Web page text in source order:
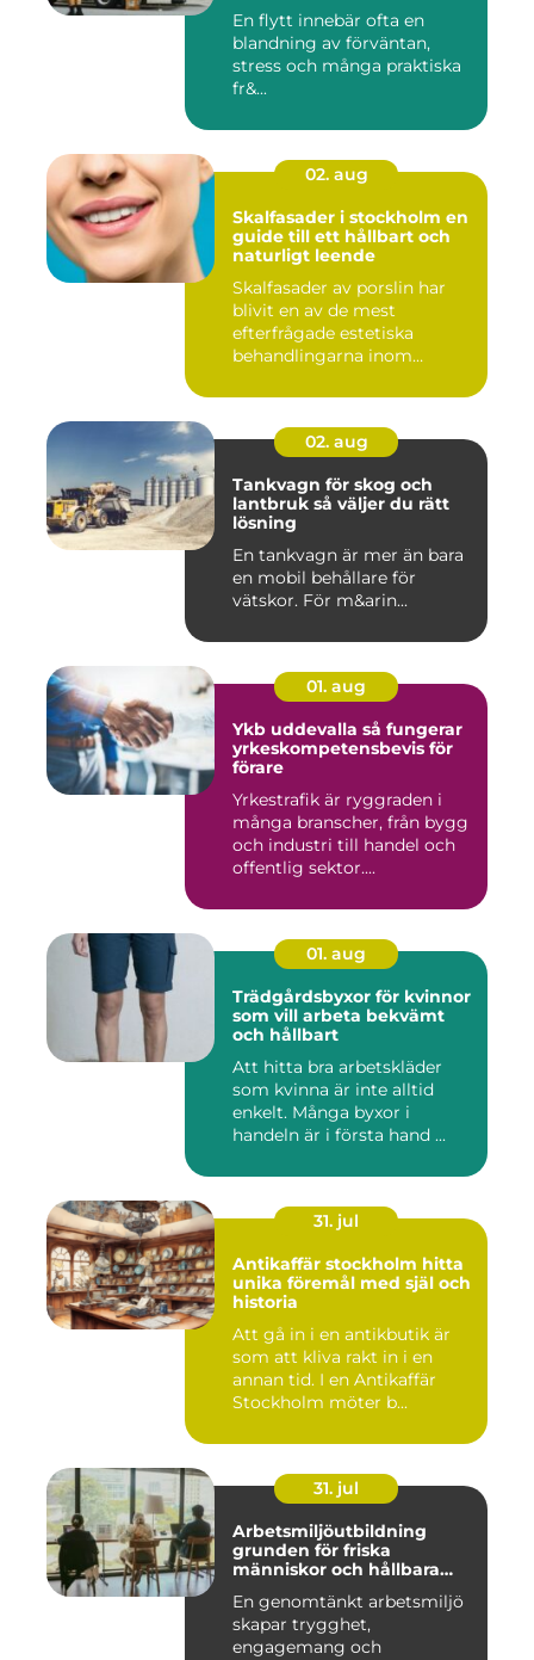
En flytt innebär ofta en
blandning av förväntan,
stress och många praktiska
fr&...
02. aug
Skalfasader i stockholm en
guide till ett hållbart och
naturligt leende
Skalfasader av porslin har
blivit en av de mest
efterfrågade estetiska
behandlingarna inom
02. aug
Tankvagn för skog och
lantbruk så väljer du rätt
lösning
En tankvagn är mer än bara
en mobil behållare för
vätskor. För m&arin...
01. aug
Ykb uddevalla så fungerar
yrkeskompetensbevis för
förare
Yrkestrafik är ryggraden i
många branscher, från bygg
och industri till handel och
offentlig sektor....
01. aug
Trädgårdsbyxor för kvinnor
som vill arbeta bekvämt
och hållbart
Att hitta bra arbetskläder
som kvinna är inte alltid
enkelt. Många byxor i
handeln är i första hand ...
31. jul
Antikaffär stockholm hitta
unika föremål med själ och
historia
Att gå in i en antikbutik är
som att kliva rakt in i en
annan tid. I en Antikaffär
Stockholm möter b...
31. jul
Arbetsmiljöutbildning
grunden för friska
människor och hållbara
En genomtänkt arbetsmiljö
skapar trygghet,
engagemang och